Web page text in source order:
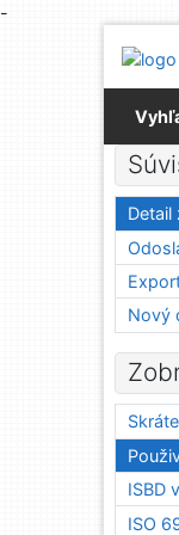
-
Detail
Nový
ISBD
ISO